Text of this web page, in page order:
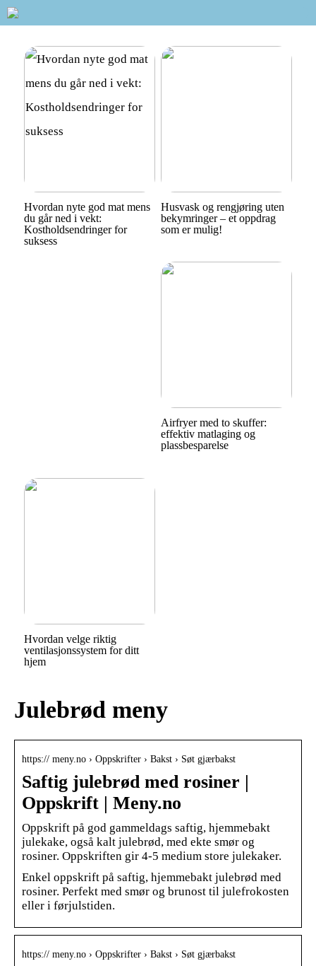
Hvordan nyte god mat mens
du går ned i vekt:
Kostholdsendringer for
suksess
Husvask og rengjøring uten
bekymringer – et oppdrag
som er mulig!
Airfryer med to skuffer:
effektiv matlaging og
plassbesparelse
Hvordan velge riktig
ventilasjonssystem for ditt
hjem
Julebrød meny
https:// meny.no › Oppskrifter › Bakst › Søt gjærbakst
Saftig julebrød med rosiner |
Oppskrift | Meny.no
Oppskrift på god gammeldags saftig, hjemmebakt
julekake, også kalt julebrød, med ekte smør og
rosiner. Oppskriften gir 4-5 medium store julekaker.
Enkel oppskrift på saftig, hjemmebakt julebrød med
rosiner. Perfekt med smør og brunost til julefrokosten
eller i førjulstiden.
https:// meny.no › Oppskrifter › Bakst › Søt gjærbakst